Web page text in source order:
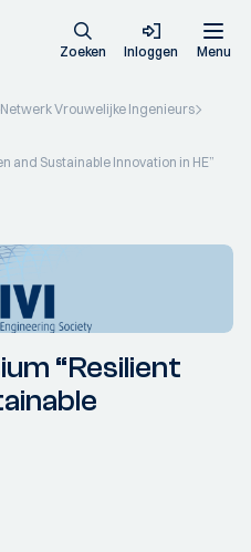
Zoeken Inloggen Menu
Netwerk Vrouwelijke Ingenieurs
and Sustainable Innovation in HE”
“Resilient